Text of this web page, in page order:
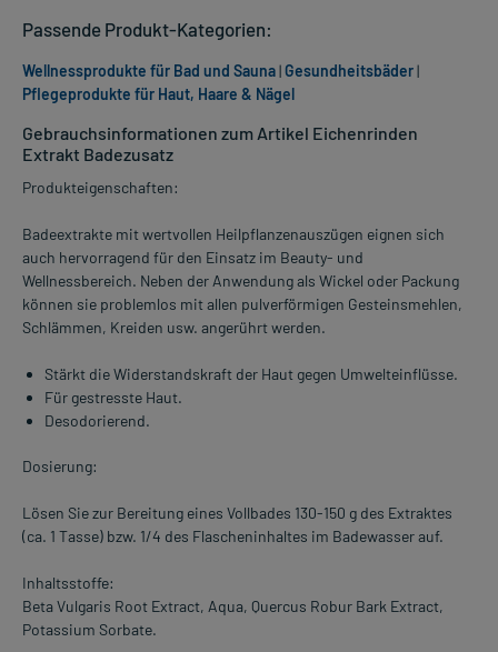
Gebrauchsinformationen zum Artikel Eichenrinden
Extrakt Badezusatz
Produkteigenschaften:
Badeextrakte mit wertvollen Heilpflanzenauszügen eignen sich
auch hervorragend für den Einsatz im Beauty- und
Wellnessbereich. Neben der Anwendung als Wickel oder Packung
können sie problemlos mit allen pulverförmigen Gesteinsmehlen,
Schlämmen, Kreiden usw. angerührt werden.
Stärkt die Widerstandskraft der Haut gegen Umwelteinflüsse.
Für gestresste Haut.
Desodorierend.
Dosierung:
Lösen Sie zur Bereitung eines Vollbades 130-150 g des Extraktes
(ca. 1 Tasse) bzw. 1/4 des Flascheninhaltes im Badewasser auf.
Inhaltsstoffe:
Beta Vulgaris Root Extract, Aqua, Quercus Robur Bark Extract,
Potassium Sorbate.
Passende Produkt-Kategorien:
Wellnessprodukte für Bad und Sauna|Gesundheitsbäder|
Pflegeprodukte für Haut, Haare & Nägel